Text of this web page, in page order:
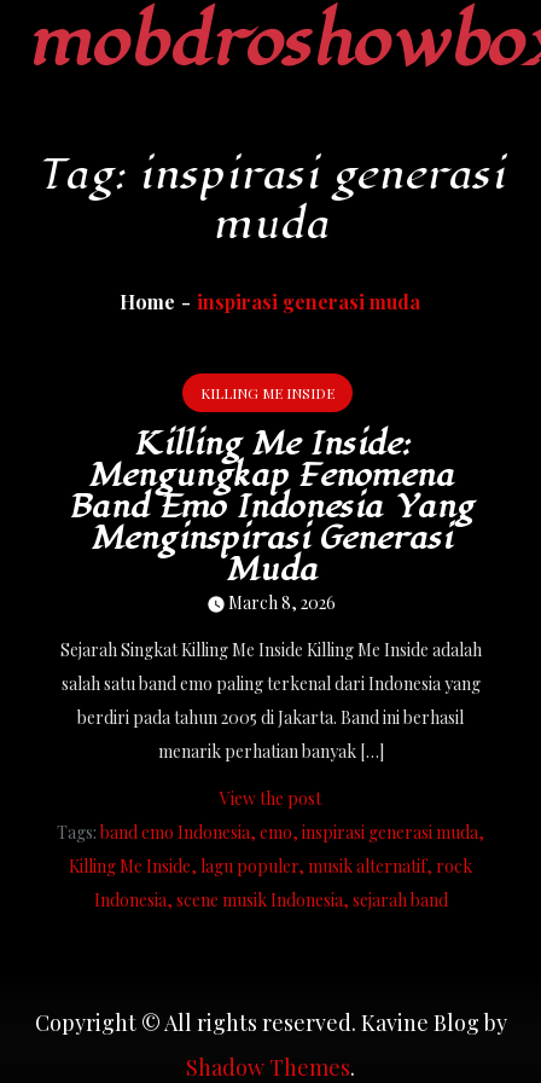
Tag: inspirasi generasi
muda
Home inspirasi generasi muda
KILLING ME INSIDE
Killing Me Inside:
Mengungkap Fenomena
Band Emo Indonesia Yang
Menginspirasi Generasi
Muda
March 8, 2026
Sejarah Singkat Killing Me Inside Killing Me Inside adalah
salah satu band emo paling terkenal dari Indonesia yang
berdiri pada tahun 2005 di Jakarta. Band ini berhasil
menarik perhatian banyak […]
View the post
Tags: band emo Indonesia emo inspirasi generasi muda
Killing Me Inside lagu populer musik alternatif rock
Indonesia scene musik Indonesia sejarah band
Copyright © All rights reserved. Kavine Blog by
Shadow Themes.